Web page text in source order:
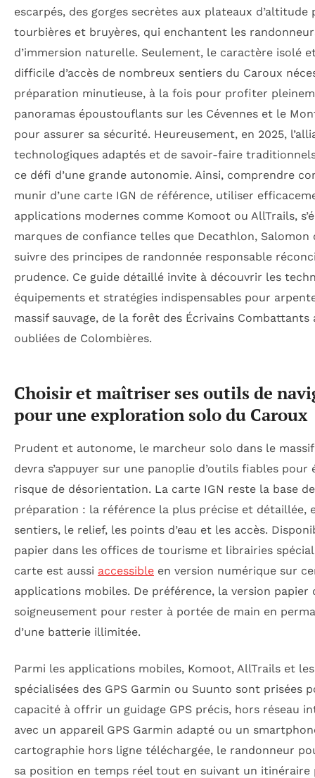
escarpés, des gorges secrètes aux plateaux d’altitude
tourbières et bruyères, qui enchantent les
d’immersion naturelle. Seulement, le caractère isolé
difficile d’accès de nombreux sentiers du Caroux
préparation minutieuse, à la fois pour profiter
panoramas époustouflants sur les Cévennes et le
pour assurer sa sécurité. Heureusement, en 2025,
technologiques adaptés et de savoir-faire
ce défi d’une grande autonomie. Ainsi, comprendre
munir d’une carte IGN de référence, utiliser
applications modernes comme Komoot ou AllTrails,
marques de confiance telles que Decathlon, Salomon
suivre des principes de randonnée responsable
prudence. Ce guide détaillé invite à découvrir les
équipements et stratégies indispensables pour
massif sauvage, de la forêt des Écrivains Combattants
oubliées de Colombières.
Choisir et maîtriser ses outils de
pour une exploration solo du Caroux
Prudent et autonome, le marcheur solo dans le
devra s’appuyer sur une panoplie d’outils fiables
risque de désorientation. La carte IGN reste la base
préparation : la référence la plus précise et détaillée,
sentiers, le relief, les points d’eau et les accès.
papier dans les offices de tourisme et librairies
carte est aussi accessible en version numérique sur
applications mobiles. De préférence, la version
soigneusement pour rester à portée de main en
d’une batterie illimitée.
Parmi les applications mobiles, Komoot, AllTrails et
spécialisées des GPS Garmin ou Suunto sont prisées
capacité à offrir un guidage GPS précis, hors réseau
avec un appareil GPS Garmin adapté ou un
cartographie hors ligne téléchargée, le randonneur
sa position en temps réel tout en suivant un itinéraire